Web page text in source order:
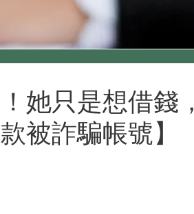
她只是想借錢
被詐騙帳號】